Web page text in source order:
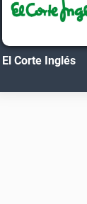
El Corte Inglés